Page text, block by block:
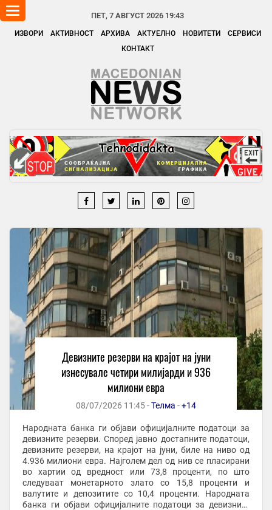
ПЕТ, 7 АВГУСТ 2026 19:43
ИЗВОРИ АКТИВНОСТ АРХИВА АКТУЕЛНО НОВИТЕТИ
СЕРВИСИ
КОНТАКТ
Toggle
navigation
Девизните резерви на крајот на јуни
изнесувале четири милијарди и 936
милиони евра
08/07/2026 11:45 -Телма -+14
Народната банка ги објави официјалните податоци за
девизните резерви. Според јавно достапните податоци,
девизните резерви, на крајот на јуни, биле на ниво од
4.936 милиони евра. Најголем дел од нив се пласирани
во хартии од вредност или 73,8 проценти, по што
следуваат монетарното злато со 15,8 проценти и
валутите и депозитите со 10,4 проценти. Народната
банка ги објави официјалните податоци за девизните